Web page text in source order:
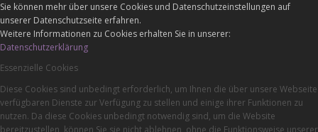
Sie können mehr über unsere Cookies und Datenschutzeinstellungen auf
unserer Datenschutzseite erfahren.
Weitere Informationen zu Cookies erhalten Sie in unserer:
Datenschutzerklärung
Essenzielle Cookies
Diese Cookies sind unbedingt erforderlich, um Ihnen die über unsere Webseite
verfügbaren Dienste zur Verfügung zu stellen und einige ihrer Funktionen zu
nutzen. Da diese Cookies unbedingt notwendig sind, um die Website
bereitzustellen, können Sie sie nicht ablehnen, ohne die Funktionsweise unserer